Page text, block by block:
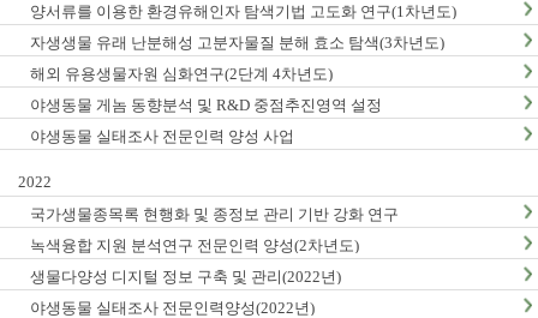
양서류를 이용한 환경유해인자 탐색기법 고도화 연구(1차년도)
자생생물 유래 난분해성 고분자물질 분해 효소 탐색(3차년도)
해외 유용생물자원 심화연구(2단계 4차년도)
야생동물 게놈 동향분석 및 R&D 중점추진영역 설정
야생동물 실태조사 전문인력 양성 사업
2022
국가생물종목록 현행화 및 종정보 관리 기반 강화 연구
녹색융합 지원 분석연구 전문인력 양성(2차년도)
생물다양성 디지털 정보 구축 및 관리(2022년)
야생동물 실태조사 전문인력양성(2022년)